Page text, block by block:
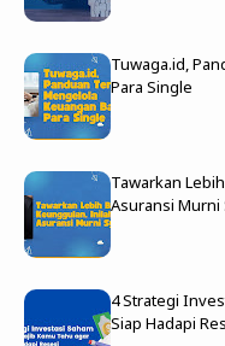
Tuwaga.id,
Para Single
Tawarkan
Asuransi Murni
4 Strategi
Siap Hadapi